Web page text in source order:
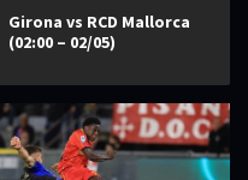
Girona vs RCD Mallorca
(02:00 – 02/05)